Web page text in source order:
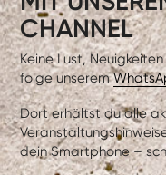
CHANNEL
Keine Lust,
folge unserem
Dort erhältst du alle
dein Smartphone –